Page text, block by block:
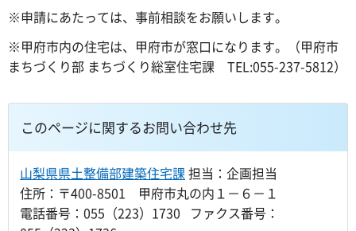
※申請にあたっては、事前相談をお願いします。
※甲府市内の住宅は、甲府市が窓口になります。（甲府市
まちづくり部 まちづくり総室住宅課 TEL:055-237-5812）
このページに関するお問い合わせ先
山梨県県土整備部建築住宅課担当：企画担当
住所：〒400-8501 甲府市丸の内１－６－１
電話番号：055（223）1730 ファクス番号：